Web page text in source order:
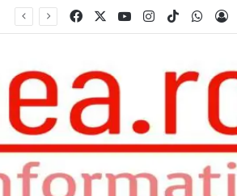
Facebook YouTubeInstagram
TikTok